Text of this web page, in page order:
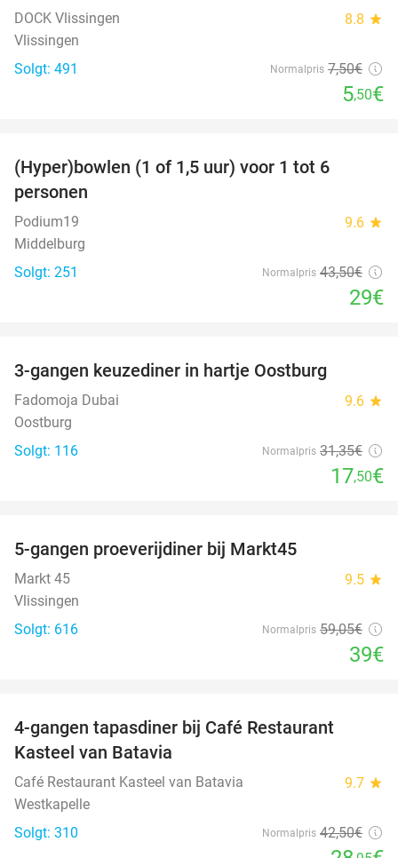
DOCK Vlissingen 8.8 star
Vlissingen
Solgt: 491
Normalpris 7,50€
5,50€
(Hyper)bowlen (1 of 1,5 uur) voor 1 tot 6
personen
Podium19 9.6 star
Middelburg
Solgt: 251
Normalpris 43,50€
29€
3-gangen keuzediner in hartje Oostburg
Fadomoja Dubai 9.6 star
Oostburg
Solgt: 116
Normalpris 31,35€
17,50€
5-gangen proeverijdiner bij Markt45
Markt 45 9.5 star
Vlissingen
Solgt: 616
Normalpris 59,05€
39€
4-gangen tapasdiner bij Café Restaurant
Kasteel van Batavia
Café Restaurant Kasteel van Batavia 9.7 star
Westkapelle
Solgt: 310
Normalpris 42,50€